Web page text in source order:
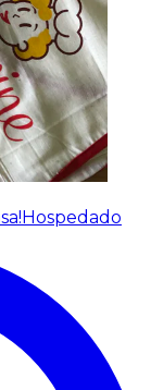
Hospedado